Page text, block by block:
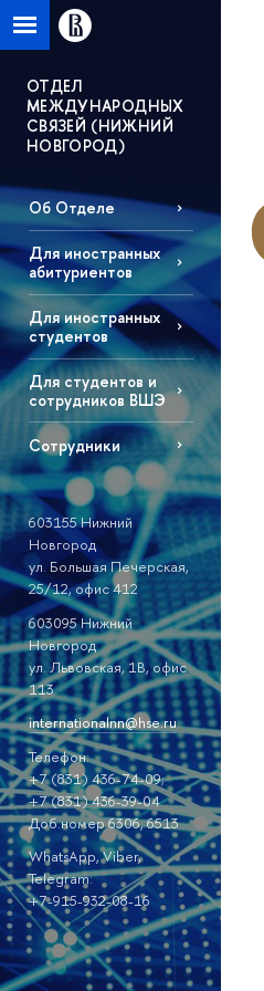
ОТДЕЛ
МЕЖДУНАРОДНЫХ
СВЯЗEЙ (НИЖНИЙ
НОВГОРОД)
Об Отделе
Для иностранных
абитуриентов
Для иностранных
студентов
Для студентов и
сотрудников ВШЭ
Сотрудники
603155 Нижний
Новгород
ул. Большая Печерская,
25/12, офис 412
603095 Нижний
Новгород
ул. Львовская, 1В, офис
113
internationalnn@hse.ru
Телефон:
+7 (831) 436-74-09;
+7 (831) 436-39-04
Доб.номер 6306, 6513
WhatsApp, Viber,
Telegram:
+7-915-932-08-16